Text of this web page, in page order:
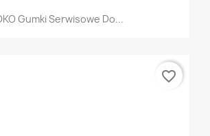
Gumki Serwisowe Do...
favorite_border